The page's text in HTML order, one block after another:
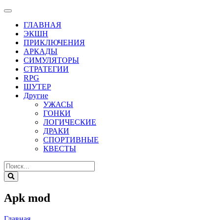
ГЛАВНАЯ
ЭКШН
ПРИКЛЮЧЕНИЯ
АРКАДЫ
СИМУЛЯТОРЫ
СТРАТЕГИИ
RPG
ШУТЕР
Другие
УЖАСЫ
ГОНКИ
ЛОГИЧЕСКИЕ
ДРАКИ
СПОРТИВНЫЕ
КВЕСТЫ
Apk mod